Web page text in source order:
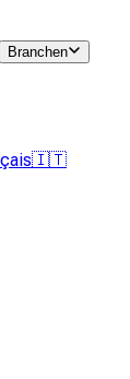
Branchen
🇮🇹